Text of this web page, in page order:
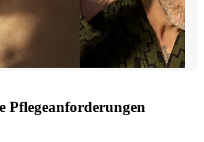
Pflegeanforderungen